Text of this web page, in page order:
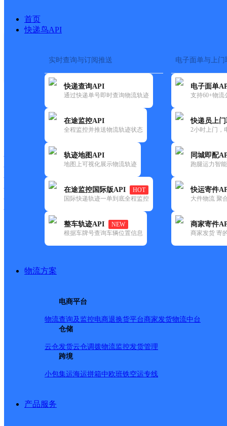
首页
快递鸟API
实时查询与订阅推送
快递查询API
通过快递单号即时查询物流轨迹
在途监控API
全程监控并推送物流轨迹状态
轨迹地图API
地图上可视化展示物流轨迹
在途监控国际版API
HOT
国际快递轨迹一单到底全程监控
整车轨迹API
NEW
根据车牌号查询车辆位置信息
电子面单与上门
电子面单
支持60+物流
快递员上
2小时上门，
同城即配
跑腿运力智
快运寄件
大件物流 聚
商家寄件
商家发货 寄
物流方案
电商平台
物流查询及监控电商退换货平台商家发货物流中台
仓储
云仓发货云仓调拨物流监控发货管理
跨境
小包集运海运拼箱中欧班铁空运专线
产品服务
快递大全> 快递网
快运大全 快递时效
网点筛选
清空已选
圆通速递(9) 韵达速递(60) 宅急送(1) 中通快递(5)
繁昌区(2)
优速快递,镜湖区,芜湖市,
UH镜湖市区